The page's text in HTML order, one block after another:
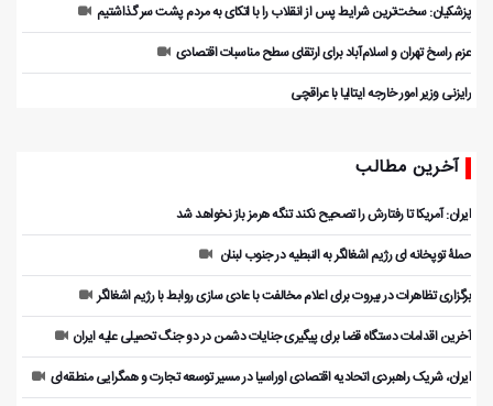
پزشکیان: سخت‌ترین شرایط پس از انقلاب را با اتکای به مردم پشت سر گذاشتیم
عزم راسخ تهران و اسلام‌آباد برای ارتقای سطح مناسبات اقتصادی
رایزنی وزیر امور خارجه ایتالیا با عراقچی
آخرین مطالب
ایران: آمریکا تا رفتارش را تصحیح نکند تنگه هرمز باز نخواهد شد
حملۀ توپخانه ای رژیم اشغالگر به النبطیه در جنوب لبنان
برگزاری تظاهرات در بیروت برای اعلام مخالفت با عادی سازی روابط با رژیم اشغالگر
آخرین اقدامات دستگاه قضا برای پیگیری جنایات دشمن در دو جنگ تحمیلی علیه ایران
ایران، شریک راهبردی اتحادیه اقتصادی اوراسیا در مسیر توسعه تجارت و همگرایی منطقه‌ای